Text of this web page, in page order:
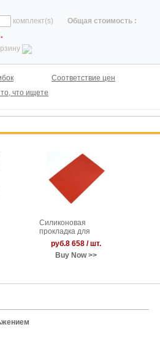
комплект(s) Общая стоимость :
Соответствие цен
что ищете
Силиконовая
прокладка для
термопресса
(40x60см)
руб.8 658 / шт.
Buy Now >>